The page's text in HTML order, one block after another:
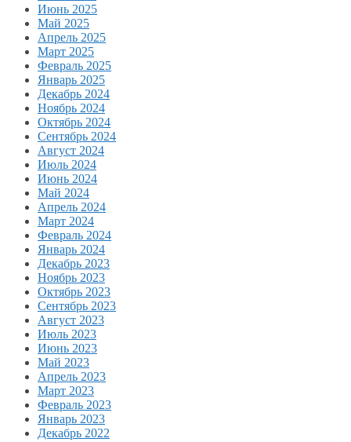
Июнь 2025
Май 2025
Апрель 2025
Март 2025
Февраль 2025
Январь 2025
Декабрь 2024
Ноябрь 2024
Октябрь 2024
Сентябрь 2024
Август 2024
Июль 2024
Июнь 2024
Май 2024
Апрель 2024
Март 2024
Февраль 2024
Январь 2024
Декабрь 2023
Ноябрь 2023
Октябрь 2023
Сентябрь 2023
Август 2023
Июль 2023
Июнь 2023
Май 2023
Апрель 2023
Март 2023
Февраль 2023
Январь 2023
Декабрь 2022